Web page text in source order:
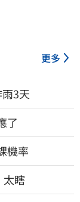
更多
3天
了
機率
瞎